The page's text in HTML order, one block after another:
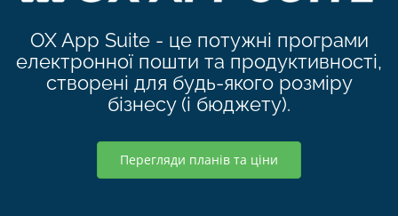
OX App Suite - це потужні програми
електронної пошти та продуктивності,
створені для будь-якого розміру
бізнесу (і бюджету).
Перегляди планів та ціни